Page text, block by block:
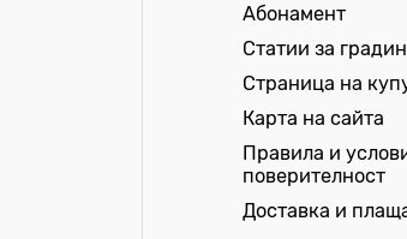
Абонамент
Статии за
Страница на
Карта на сайта
Правила и
поверителност
Доставка и